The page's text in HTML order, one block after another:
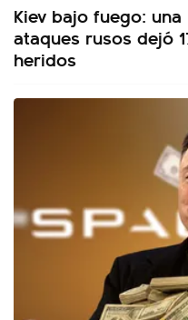
Kiev bajo fuego:
ataques rusos dejó
heridos